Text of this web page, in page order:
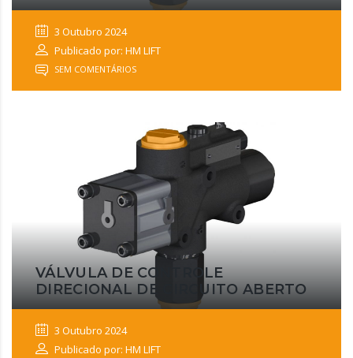
3 Outubro 2024
Publicado por: HM LIFT
SEM COMENTÁRIOS
VÁLVULA DE CONTROLE
DIRECIONAL DE CIRCUITO ABERTO
3 Outubro 2024
Publicado por: HM LIFT